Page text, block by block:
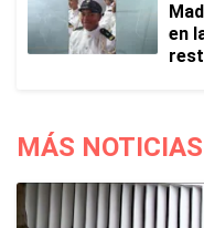
en
MÁS NOTICIAS